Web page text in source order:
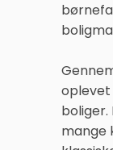
mange